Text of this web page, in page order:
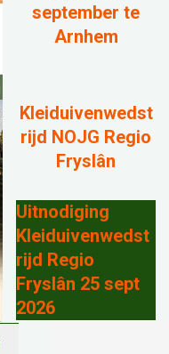
september te
Arnhem
Kleiduivenwedst
rijd NOJG Regio
Fryslân
Uitnodiging
Kleiduivenwedst
rijd Regio
Fryslân 25 sept
2026